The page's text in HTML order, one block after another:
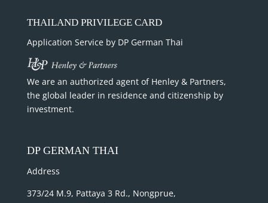
THAILAND PRIVILEGE CARD
Application Service by DP German Thai
We are an authorized agent of Henley & Partners,
the global leader in residence and citizenship by
investment.
DP GERMAN THAI
Address
373/24 M.9, Pattaya 3 Rd., Nongprue,